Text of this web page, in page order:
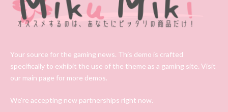
Your source for the gaming news. This demo is crafted
specifically to exhibit the use of the theme as a gaming site. Visit
our main page for more demos.
We're accepting new partnerships right now.